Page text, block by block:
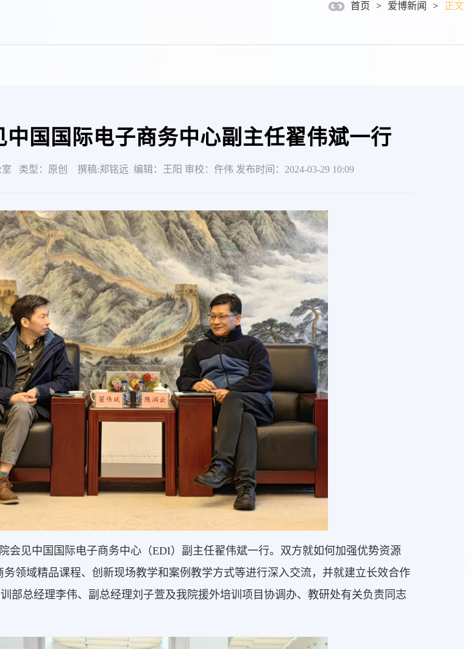
首页 > 爱博新闻 > 正文
中国国际电子商务中心副主任翟伟斌一行
类型：原创 撰稿:郑铭远 编辑：王阳 审校：仵伟 发布时间：2024-03-29 10:09
会见中国国际电子商务中心（EDI）副主任翟伟斌一行。双方就如何加强优势资源
领域精品课程、创新现场教学和案例教学方式等进行深入交流，并就建立长效合作
部总经理李伟、副总经理刘子萱及我院援外培训项目协调办、教研处有关负责同志